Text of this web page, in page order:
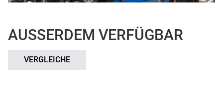
AUSSERDEM VERFÜGBAR
VERGLEICHE